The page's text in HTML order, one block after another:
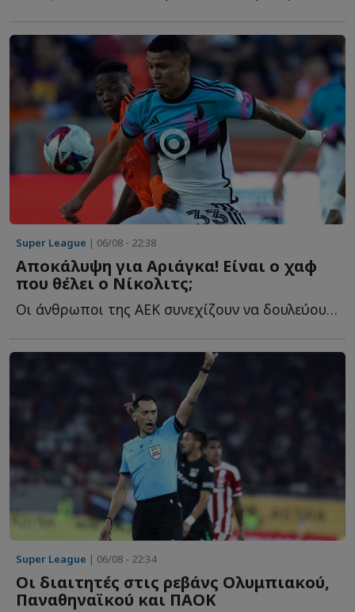
Super League | 06/08 - 22:38
Αποκάλυψη για Αριάγκα! Είναι ο χαφ
που θέλει ο Νίκολιτς;
Οι άνθρωποι της ΑΕΚ συνεχίζουν να δουλεύουν και στα υ...
Super League | 06/08 - 22:34
Οι διαιτητές στις ρεβάνς Ολυμπιακού,
Παναθηναϊκού και ΠΑΟΚ